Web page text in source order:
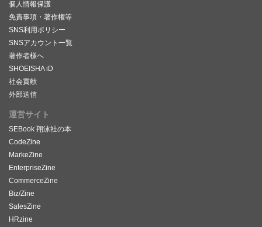
個人情報保護
免責事項・著作権等
SNS利用ポリシー
SNSアカウント一覧
著作者様へ
SHOEISHA iD
社会貢献
外部送信
運営サイト
SEBook 翔泳社の本
CodeZine
MarkeZine
EnterpriseZine
CommerceZine
Biz/Zine
SalesZine
HRzine